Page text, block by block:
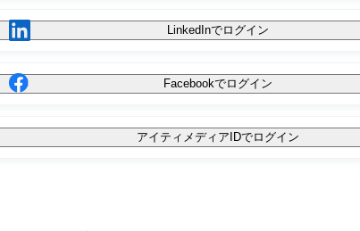
LinkedInでログイン
Facebookでログイン
アイティメディアIDでログイン